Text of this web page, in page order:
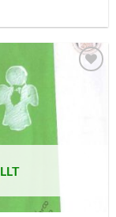
AUF MEINE
MERKLISTE
SETZEN